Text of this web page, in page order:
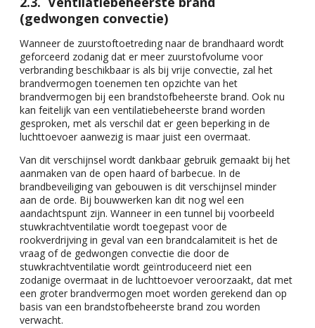
(gedwongen convectie)
Wanneer de zuurstoftoetreding naar de brandhaard wordt
geforceerd zodanig dat er meer zuurstofvolume voor
verbranding beschikbaar is als bij vrije convectie, zal het
brandvermogen toenemen ten opzichte van het
brandvermogen bij een brandstofbeheerste brand. Ook nu
kan feitelijk van een ventilatiebeheerste brand worden
gesproken, met als verschil dat er geen beperking in de
luchttoevoer aanwezig is maar juist een overmaat.
Van dit verschijnsel wordt dankbaar gebruik gemaakt bij het
aanmaken van de open haard of barbecue. In de
brandbeveiliging van gebouwen is dit verschijnsel minder
aan de orde. Bij bouwwerken kan dit nog wel een
aandachtspunt zijn. Wanneer in een tunnel bij voorbeeld
stuwkrachtventilatie wordt toegepast voor de
rookverdrijving in geval van een brandcalamiteit is het de
vraag of de gedwongen convectie die door de
stuwkrachtventilatie wordt geïntroduceerd niet een
zodanige overmaat in de luchttoevoer veroorzaakt, dat met
een groter brandvermogen moet worden gerekend dan op
basis van een brandstofbeheerste brand zou worden
verwacht.